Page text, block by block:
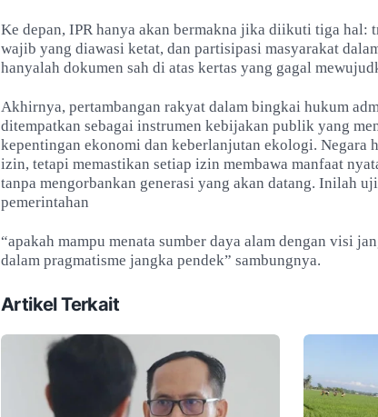
Ke depan, IPR hanya akan bermakna jika diikuti tiga hal:
wajib yang diawasi ketat, dan partisipasi masyarakat
hanyalah dokumen sah di atas kertas yang gagal
Akhirnya, pertambangan rakyat dalam bingkai hukum
ditempatkan sebagai instrumen kebijakan publik yang
kepentingan ekonomi dan keberlanjutan ekologi. Negara
izin, tetapi memastikan setiap izin membawa manfaat
tanpa mengorbankan generasi yang akan datang. Inilah
pemerintahan
“apakah mampu menata sumber daya alam dengan visi
dalam pragmatisme jangka pendek” sambungnya.
Artikel Terkait